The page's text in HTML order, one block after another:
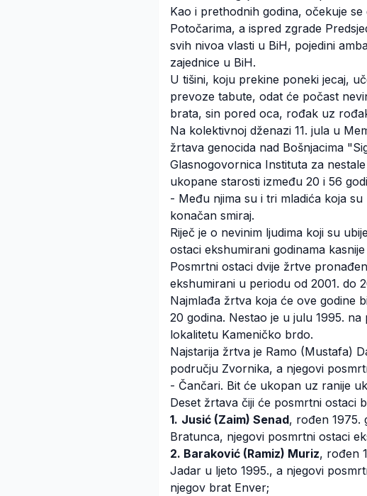
Kao i prethodnih godina, očekuje
Potočarima, a ispred zgrade
svih nivoa vlasti u BiH, pojedini
zajednice u BiH.
U tišini, koju prekine poneki jecaj,
prevoze tabute, odat će počast
brata, sin pored oca, rođak uz
Na kolektivnoj dženazi 11. jula u
žrtava genocida nad Bošnjacima
Glasnogovornica Instituta za
ukopane starosti između 20 i 56
- Među njima su i tri mladića koja
konačan smiraj.
Riječ je o nevinim ljudima koji su
ostaci ekshumirani godinama
Posmrtni ostaci dvije žrtve
ekshumirani u periodu od 2001. do
Najmlađa žrtva koja će ove godine
20 godina. Nestao je u julu 1995.
lokalitetu Kameničko brdo.
Najstarija žrtva je Ramo (Mustafa)
području Zvornika, a njegovi
- Čančari. Bit će ukopan uz ranije
Deset žrtava čiji će posmrtni ostaci
1. Jusić (Zaim) Senad, rođen 1975.
Bratunca, njegovi posmrtni ostaci
2. Baraković (Ramiz) Muriz, rođen
Jadar u ljeto 1995., a njegovi
njegov brat Enver;